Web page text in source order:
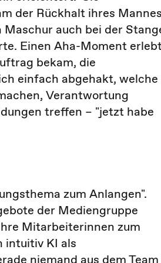
der Rückhalt ihres
auch bei der
Einen Aha-Moment
bekam, die
einfach abgehakt, welche
Verantwortung
treffen – "jetzt habe
zum Anlangen".
der Mediengruppe
Mitarbeiterinnen zum
intuitiv KI als